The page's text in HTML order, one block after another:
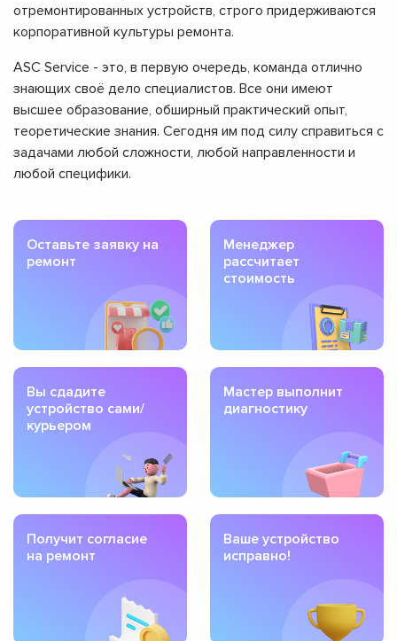
отремонтированных устройств, строго придерживаются
корпоративной культуры ремонта.
ASC Service - это, в первую очередь, команда отлично
знающих своё дело специалистов. Все они имеют
высшее образование, обширный практический опыт,
теоретические знания. Сегодня им под силу справиться с
задачами любой сложности, любой направленности и
любой специфики.
Оставьте заявку на
ремонт
Менеджер
рассчитает
стоимость
Вы сдадите
устройство сами/
курьером
Мастер выполнит
диагностику
Получит согласие
на ремонт
Ваше устройство
исправно!